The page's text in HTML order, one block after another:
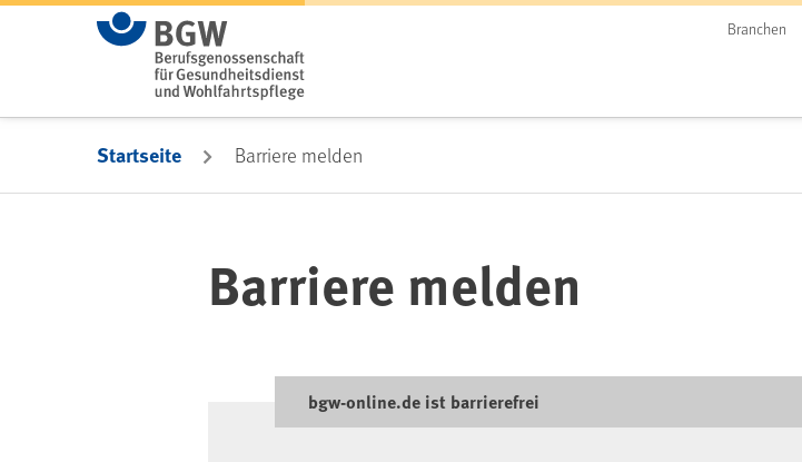
Zum Hauptinhalt springen Branchen
Startseite Barriere melden
Barriere melden
bgw-online.de ist barrierefrei